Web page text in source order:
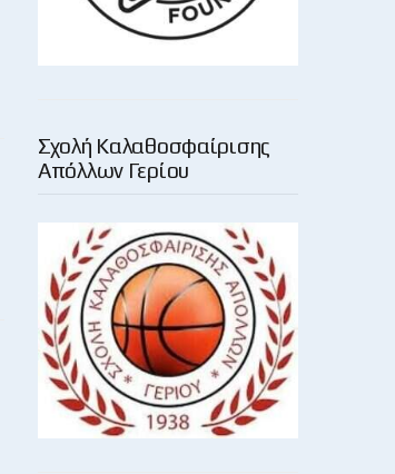
Σχολή Καλαθοσφαίρισης
Απόλλων Γερίου